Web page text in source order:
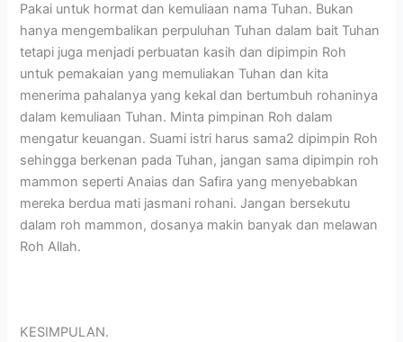
Pakai untuk hormat dan kemuliaan nama Tuhan. Bukan
hanya mengembalikan perpuluhan Tuhan dalam bait Tuhan
tetapi juga menjadi perbuatan kasih dan dipimpin Roh
untuk pemakaian yang memuliakan Tuhan dan kita
menerima pahalanya yang kekal dan bertumbuh rohaninya
dalam kemuliaan Tuhan. Minta pimpinan Roh dalam
mengatur keuangan. Suami istri harus sama2 dipimpin Roh
sehingga berkenan pada Tuhan, jangan sama dipimpin roh
mammon seperti Anaias dan Safira yang menyebabkan
mereka berdua mati jasmani rohani. Jangan bersekutu
dalam roh mammon, dosanya makin banyak dan melawan
Roh Allah.
KESIMPULAN.